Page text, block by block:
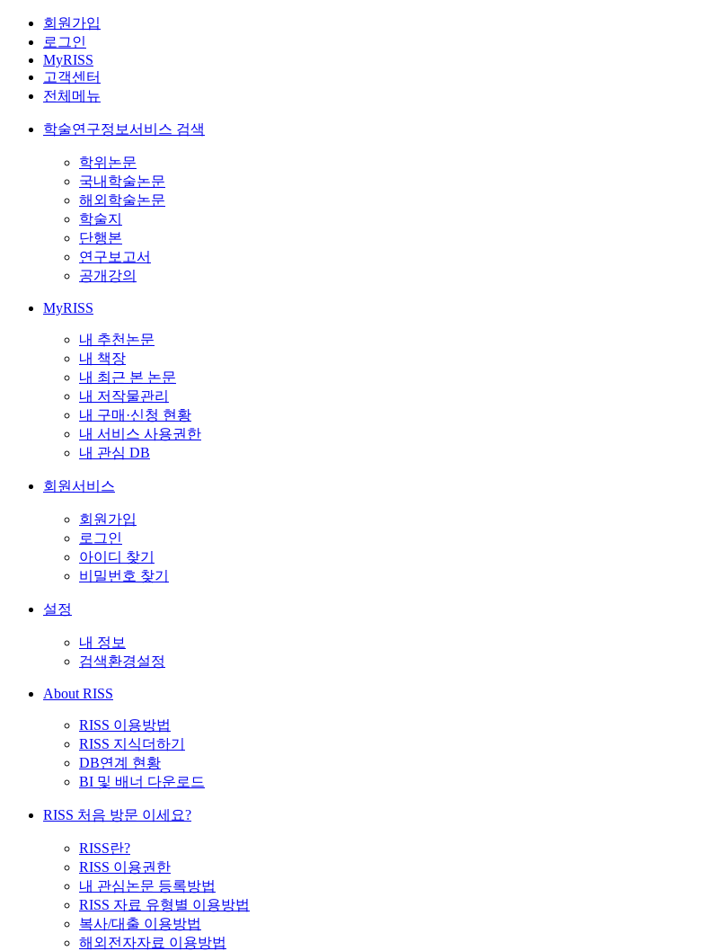
회원가입
로그인
MyRISS
고객센터
전체메뉴
학술연구정보서비스 검색
학위논문
국내학술논문
해외학술논문
학술지
단행본
연구보고서
공개강의
MyRISS
내 추천논문
내 책장
내 최근 본 논문
내 저작물관리
내 구매·신청 현황
내 서비스 사용권한
내 관심 DB
회원서비스
회원가입
로그인
아이디 찾기
비밀번호 찾기
설정
내 정보
검색환경설정
About RISS
RISS 이용방법
RISS 지식더하기
DB연계 현황
BI 및 배너 다운로드
RISS 처음 방문 이세요?
RISS란?
RISS 이용권한
내 관심논문 등록방법
RISS 자료 유형별 이용방법
복사/대출 이용방법
해외전자자료 이용방법